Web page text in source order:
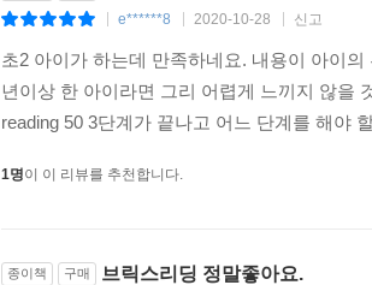
e******8 2020-10-28 신고
초2 아이가 하는데 만족하네요. 내용이 아이
년이상 한 아이라면 그리 어렵게 느끼지 않을
reading 50 3단계가 끝나고 어느 단계를 해야
1명이 이 리뷰를 추천합니다.
종이책 구매 브릭스리딩 정말좋아요.